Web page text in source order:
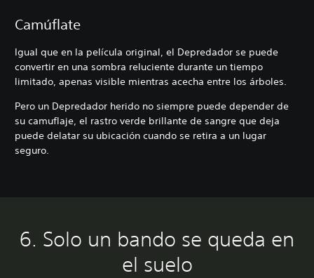
Camúflate
Igual que en la película original, el Depredador se puede
convertir en una sombra reluciente durante un tiempo
limitado, apenas visible mientras acecha entre los árboles.
Pero un Depredador herido no siempre puede depender de
su camuflaje, el rastro verde brillante de sangre que deja
puede delatar su ubicación cuando se retira a un lugar
seguro.
6. Solo un bando se queda en
el suelo